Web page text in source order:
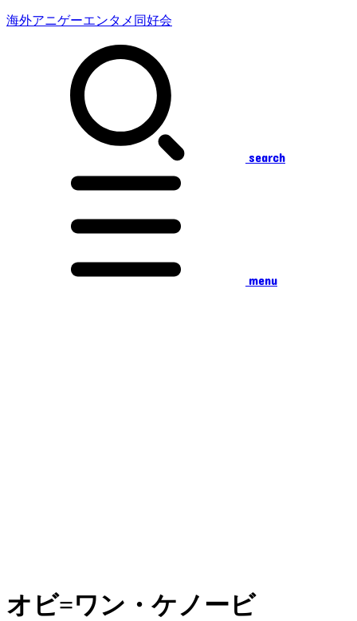
海外アニゲーエンタメ同好会
search
menu
オビ=ワン・ケノービ